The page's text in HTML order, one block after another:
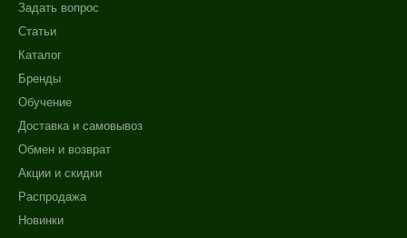
Задать вопрос
Статьи
Каталог
Бренды
Обучение
Доставка и самовывоз
Обмен и возврат
Акции и скидки
Распродажа
Новинки